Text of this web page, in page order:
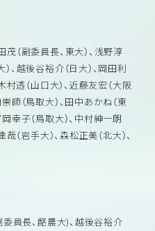
茂（副委員長、東大）、浅野淳
、越後谷裕介（日大）、岡田利
村透（山口大）、近藤友宏（大阪
師（鳥取大）、田中あかね（東
幸子（鳥取大）、中村紳一朗
（岩手大）、森松正美（北大）、
委員長、酪農大)、越後谷裕介